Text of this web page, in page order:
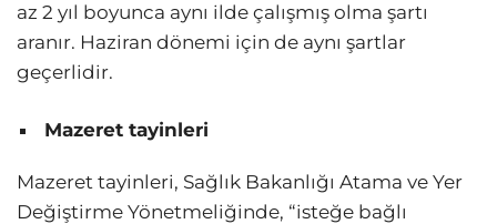
az 2 yıl boyunca aynı ilde çalışmış olma şartı
aranır. Haziran dönemi için de aynı şartlar
geçerlidir.
Mazeret tayinleri
Mazeret tayinleri, Sağlık Bakanlığı Atama ve Yer
Değiştirme Yönetmeliğinde, “isteğe bağlı